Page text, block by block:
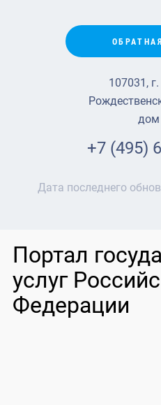
107031,
дом
+7 (495)
Дата последнего
Портал
услуг
Федерации